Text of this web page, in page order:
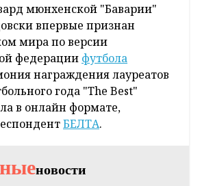
мюнхенской "Баварии"
впервые признан
мира по версии
федерации футбола
награждения лауреатов
года "The Best"
в онлайн формате,
БЕЛТА.
новости